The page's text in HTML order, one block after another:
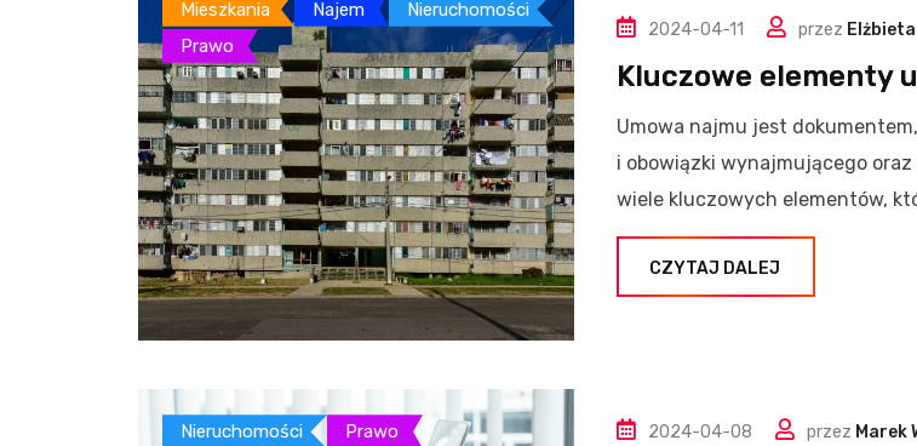
Mieszkania Najem
Nieruchomości
Prawo
2024-04-11 przez
Kluczowe elementy
Umowa najmu jest
i obowiązki wynajmującego
wiele kluczowych elementów,
CZYTAJ DALEJ
Nieruchomości Prawo 2024-04-08 przez Marek